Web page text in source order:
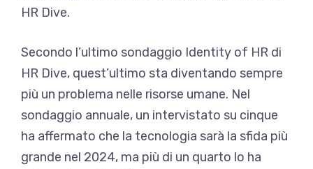
HR Dive.
Secondo l’ultimo sondaggio Identity of HR di
HR Dive, quest’ultimo sta diventando sempre
più un problema nelle risorse umane. Nel
sondaggio annuale, un intervistato su cinque
ha affermato che la tecnologia sarà la sfida più
grande nel 2024, ma più di un quarto lo ha